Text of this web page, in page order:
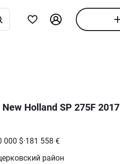
Holland SP 275F 2017
000 $·181 558 €
район